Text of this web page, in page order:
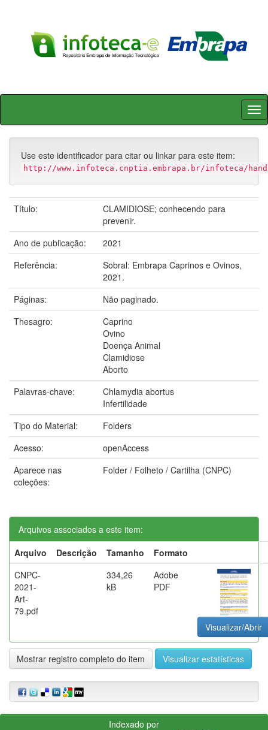
Skip
Use este identificador para citar ou linkar para este item:
http://www.infoteca.cnptia.embrapa.br/infoteca/
Título:
CLAMIDIOSE; conhecendo para
prevenir.
Ano de publicação:
2021
Referência:
Sobral: Embrapa Caprinos e Ovinos,
2021.
Páginas:
Não paginado.
Thesagro:
Caprino
Ovino
Doença Animal
Clamidiose
Aborto
Palavras-chave:
Chlamydia abortus
Infertilidade
Tipo do Material:
Folders
Acesso:
openAccess
Aparece nas
coleções:
Folder / Folheto / Cartilha (CNPC)
Arquivos associados a este item:
Arquivo
Descrição Tamanho
Formato
CNPC-
2021-
Art-
79.pdf
334,26
kB
Adobe
PDF
Visualizar/Abrir
Mostrar registro completo do item Visualizar estatísticas
Indexado por